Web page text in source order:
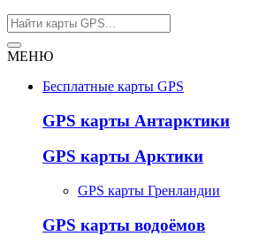
МЕНЮ
Бесплатные карты GPS
GPS карты Антарктики
GPS карты Арктики
GPS карты Гренландии
GPS карты водоёмов